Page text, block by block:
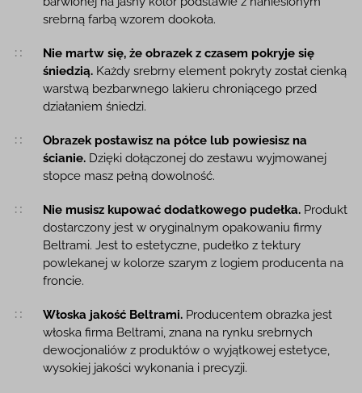
srebrną farbą wzorem dookoła.
Nie martw się, że obrazek z czasem pokryje się
śniedzią.Każdy srebrny element pokryty został cienką
warstwą bezbarwnego lakieru chroniącego przed
działaniem śniedzi.
Obrazek postawisz na półce lub powiesisz na
ścianie.Dzięki dołączonej do zestawu wyjmowanej
stopce masz pełną dowolność.
Nie musisz kupować dodatkowego pudełka.Produkt
dostarczony jest w oryginalnym opakowaniu firmy
Beltrami. Jest to estetyczne, pudełko z tektury
powlekanej w kolorze szarym z logiem producenta na
froncie.
Włoska jakość Beltrami.Producentem obrazka jest
włoska firma Beltrami, znana na rynku srebrnych
dewocjonaliów z produktów o wyjątkowej estetyce,
wysokiej jakości wykonania i precyzji.